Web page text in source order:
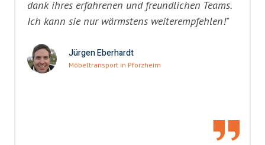
dank ihres erfahrenen und freundlichen Teams.
Ich kann sie nur wärmstens weiterempfehlen!"
Jürgen Eberhardt
Möbeltransport in Pforzheim